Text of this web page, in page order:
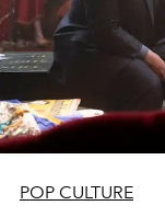
POP CULTURE